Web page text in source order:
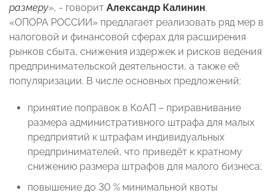
размеру», - говорит Александр Калинин.
«ОПОРА РОССИИ» предлагает реализовать ряд мер в
налоговой и финансовой сферах для расширения
рынков сбыта, снижения издержек и рисков ведения
предпринимательской деятельности, а также её
популяризации. В числе основных предложений:
принятие поправок в КоАП – приравнивание
размера административного штрафа для малых
предприятий к штрафам индивидуальных
предпринимателей, что приведёт к кратному
снижению размера штрафов для малого бизнеса;
повышение до 30 % минимальной квоты